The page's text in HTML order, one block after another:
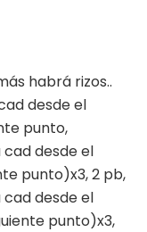
habrá rizos..
desde el
punto,
cad desde el
punto)x3, 2 pb,
cad desde el
punto)x3,